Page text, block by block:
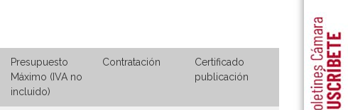
Presupuesto
Máximo (IVA no
incluido)
Contratación
Certificado
publicación